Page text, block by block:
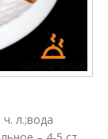
л.;вода